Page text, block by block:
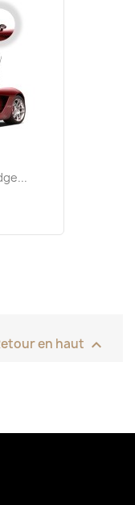
en haut 